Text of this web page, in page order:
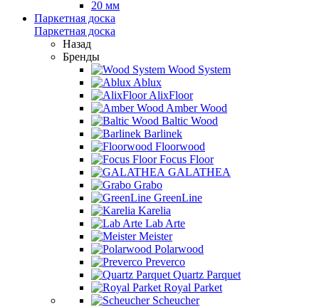
20 мм
Паркетная доска
Паркетная доска
Назад
Бренды
Wood System
Ablux
AlixFloor
Amber Wood
Baltic Wood
Barlinek
Floorwood
Focus Floor
GALATHEA
Grabo
GreenLine
Karelia
Lab Arte
Meister
Polarwood
Preverco
Quartz Parquet
Royal Parket
Scheucher